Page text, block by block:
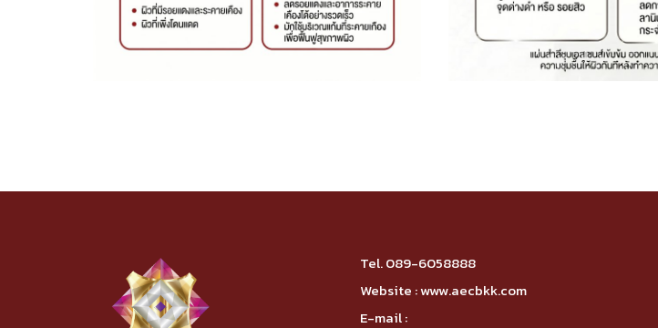
Tel.089-6058888
Website :www.aecbkk.com
E-mail :